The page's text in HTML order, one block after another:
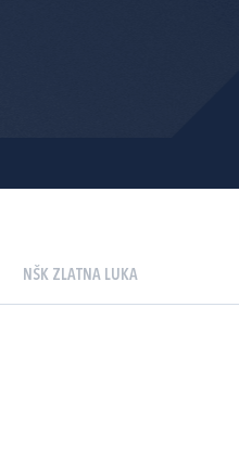
NŠK ZLATNA LUKA